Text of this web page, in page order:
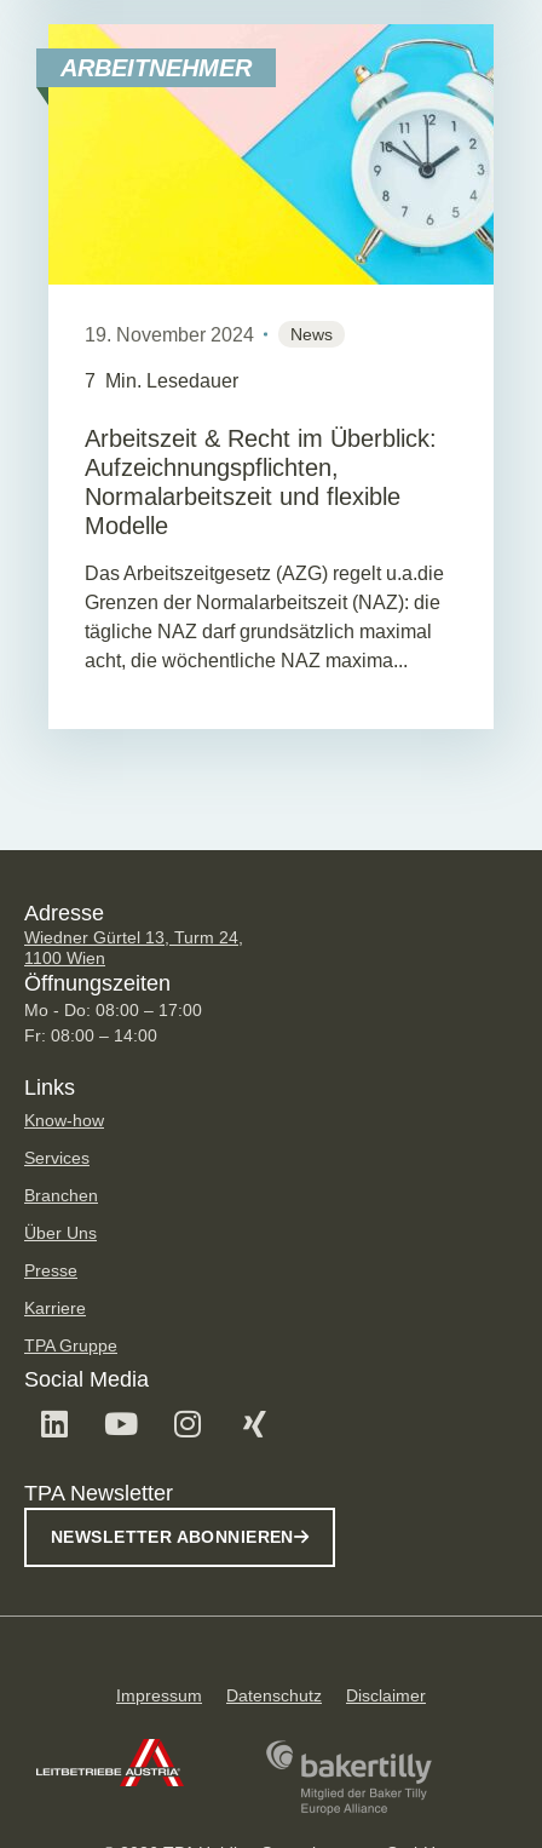
ARBEITNEHMER
19. November 2024 News
7 Min. Lesedauer
Arbeitszeit & Recht im Überblick:
Aufzeichnungspflichten,
Normalarbeitszeit und flexible
Modelle
Das Arbeitszeitgesetz (AZG) regelt u.a.die
Grenzen der Normalarbeitszeit (NAZ): die
tägliche NAZ darf grundsätzlich maximal
acht, die wöchentliche NAZ maxima...
Adresse
Wiedner Gürtel 13, Turm 24,
1100 Wien
Öffnungszeiten
Mo - Do: 08:00 – 17:00
Fr: 08:00 – 14:00
Links
Know-how
Services
Branchen
Über Uns
Presse
Karriere
TPA Gruppe
Social Media
TPA Newsletter
NEWSLETTER ABONNIEREN
Impressum Datenschutz Disclaimer